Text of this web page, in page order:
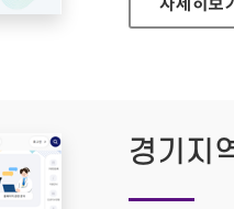
경기지